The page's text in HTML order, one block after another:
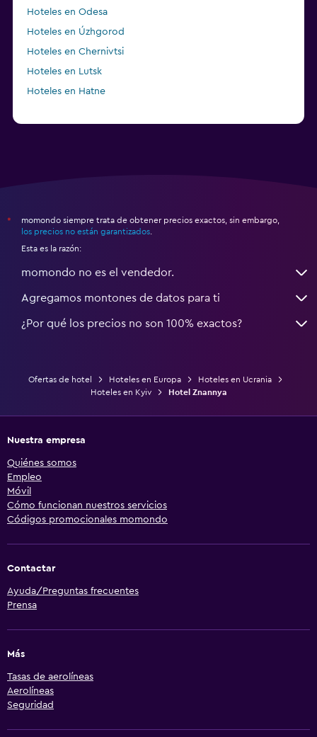
Hoteles en Odesa
Hoteles en Úzhgorod
Hoteles en Chernivtsi
Hoteles en Lutsk
Hoteles en Hatne
*
momondo siempre trata de obtener precios exactos, sin embargo,
los precios no están garantizados
Esta es la razón:
momondo no es el vendedor.
Agregamos montones de datos para ti
¿Por qué los precios no son 100% exactos?
Ofertas de hotel Hoteles en Europa
Hoteles en Ucrania
Hoteles en Kyiv
Hotel Znannya
Nuestra empresa
Quiénes somos
Empleo
Móvil
Cómo funcionan nuestros servicios
Códigos promocionales momondo
Contactar
Ayuda/Preguntas frecuentes
Prensa
Más
Tasas de aerolíneas
Aerolíneas
Seguridad